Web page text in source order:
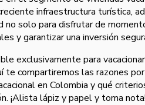
infraestructura turística,
no solo para disfrutar de
y garantizar una inversión
exclusivamente para
te compartiremos las razones
en Colombia y qué
¡Alista lápiz y papel y toma nota!